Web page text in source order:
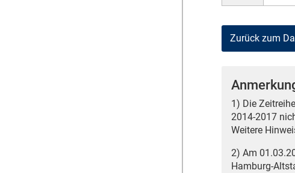
Zurück zum
1) Die
2014-2017
Weitere
2) Am
Hamburg-